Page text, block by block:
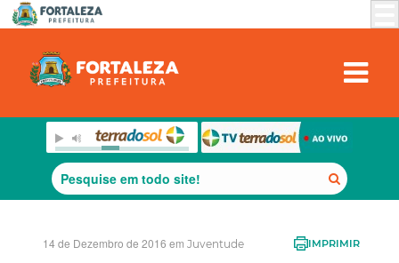
14 de Dezembro de 2016 em Juventude IMPRIMIR